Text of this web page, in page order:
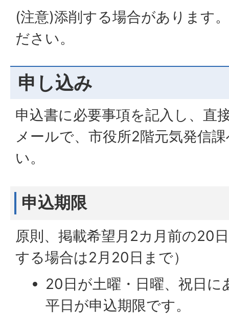
(注意)添削する場合があります
ださい。
申し込み
申込書に必要事項を記入し、直
メールで、市役所2階元気発信
い。
申込期限
原則、掲載希望月2カ月前の20
する場合は2月20日まで）
20日が土曜・日曜、祝日に
平日が申込期限です。